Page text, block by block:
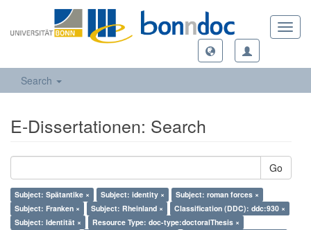
Search
E-Dissertationen: Search
Go
Subject: Spätantike × Subject: identity ×
Subject: roman forces ×
Subject: Franken ×
Subject: Rheinland ×
Classification (DDC): ddc:930 ×
Subject: Identität ×
Resource Type: doc-type:doctoralThesis ×